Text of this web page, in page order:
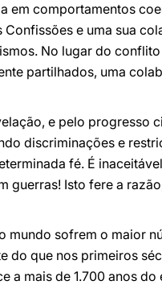
em comportamentos
e uma sua
No lugar do
partilhados, uma
e pelo progresso
discriminações e
fé. É
Isto fere a
mundo sofrem o maior
que nos primeiros
a mais de 1.700 anos